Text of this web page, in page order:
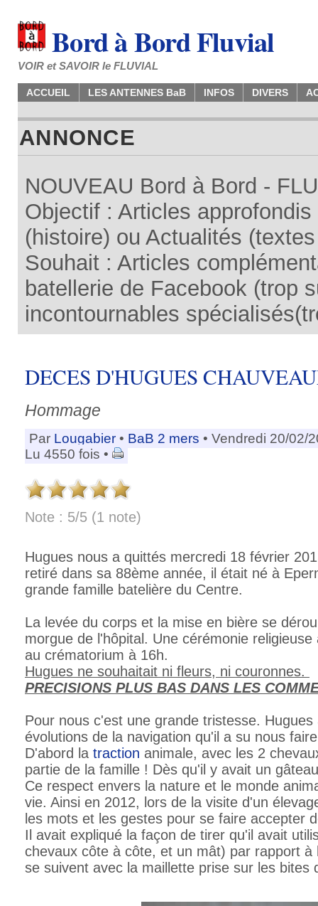
Bord à Bord Fluvial
VOIR et SAVOIR le FLUVIAL
ACCUEIL LES ANTENNES BaB INFOS DIVERS
ANNONCE
NOUVEAU Bord à Bord -
Objectif : Articles
(histoire) ou Actualités
Souhait : Articles
batellerie de Facebook (trop
incontournables
DECES D'HUGUES
Hommage
Par Lougabier • BaB 2 mers • Vendredi 20/02/
Lu 4550 fois •
Note : 5/5 (1 note)
Hugues nous a quittés mercredi 18 février
retiré dans sa 88ème année, il était né à
grande famille batelière du Centre.
La levée du corps et la mise en bière se
morgue de l'hôpital. Une cérémonie
au crématorium à 16h.
Hugues ne souhaitait ni fleurs, ni couronnes.
PRECISIONS PLUS BAS DANS LES
Pour nous c'est une grande tristesse.
évolutions de la navigation qu'il a su nous
D'abord la traction animale, avec les 2
partie de la famille ! Dès qu'il y avait un
Ce respect envers la nature et le monde
vie. Ainsi en 2012, lors de la visite d'un
les mots et les gestes pour se faire accepter
Il avait expliqué la façon de tirer qu'il avait
chevaux côte à côte, et un mât) par rapport
se suivent avec la maillette prise sur les bites